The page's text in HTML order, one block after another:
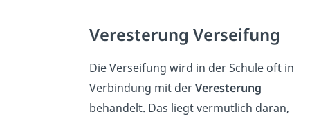
Veresterung Verseifung
Die Verseifung wird in der Schule oft in
Verbindung mit derVeresterung
behandelt. Das liegt vermutlich daran,